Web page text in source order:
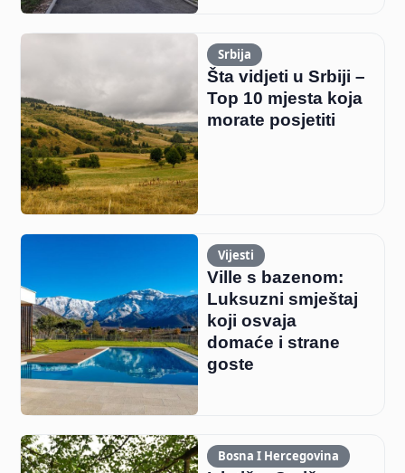
Srbija
Šta vidjeti u Srbiji –
Top 10 mjesta koja
morate posjetiti
Vijesti
Ville s bazenom:
Luksuzni smještaj
koji osvaja
domaće i strane
goste
Bosna I Hercegovina